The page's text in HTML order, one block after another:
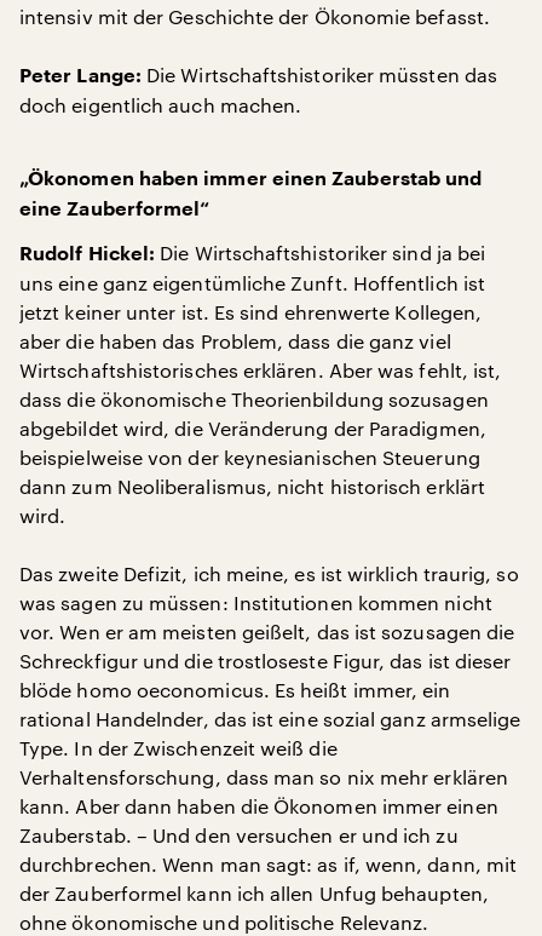
intensiv mit der Geschichte der Ökonomie befasst.
Peter Lange: Die Wirtschaftshistoriker müssten das
doch eigentlich auch machen.
„Ökonomen haben immer einen Zauberstab und
eine Zauberformel“
Rudolf Hickel: Die Wirtschaftshistoriker sind ja bei
uns eine ganz eigentümliche Zunft. Hoffentlich ist
jetzt keiner unter ist. Es sind ehrenwerte Kollegen,
aber die haben das Problem, dass die ganz viel
Wirtschaftshistorisches erklären. Aber was fehlt, ist,
dass die ökonomische Theorienbildung sozusagen
abgebildet wird, die Veränderung der Paradigmen,
beispielweise von der keynesianischen Steuerung
dann zum Neoliberalismus, nicht historisch erklärt
wird.
Das zweite Defizit, ich meine, es ist wirklich traurig, so
was sagen zu müssen: Institutionen kommen nicht
vor. Wen er am meisten geißelt, das ist sozusagen die
Schreckfigur und die trostloseste Figur, das ist dieser
blöde homo oeconomicus. Es heißt immer, ein
rational Handelnder, das ist eine sozial ganz armselige
Type. In der Zwischenzeit weiß die
Verhaltensforschung, dass man so nix mehr erklären
kann. Aber dann haben die Ökonomen immer einen
Zauberstab. – Und den versuchen er und ich zu
durchbrechen. Wenn man sagt: as if, wenn, dann, mit
der Zauberformel kann ich allen Unfug behaupten,
ohne ökonomische und politische Relevanz.